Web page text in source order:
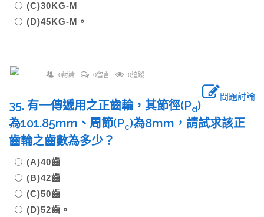
(C)30KG-M
(D)45KG-M。
0討論 0留言 0追蹤
問題討論
35. 有一傳遞用之正齒輪，其節徑(Pd)
為101.85mm、周節(Pc)為8mm，請試求該正
齒輪之齒數為多少？
(A)40齒
(B)42齒
(C)50齒
(D)52齒。